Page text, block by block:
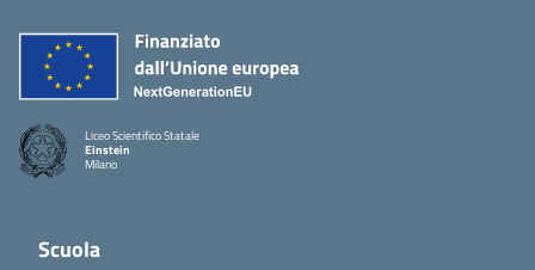
Liceo Scientifico Statale
Einstein
Milano
Scuola